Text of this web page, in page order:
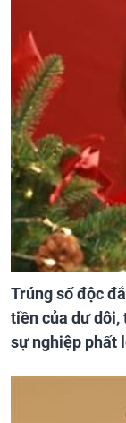
Trúng số độc
tiền của dư dôi,
sự nghiệp phất